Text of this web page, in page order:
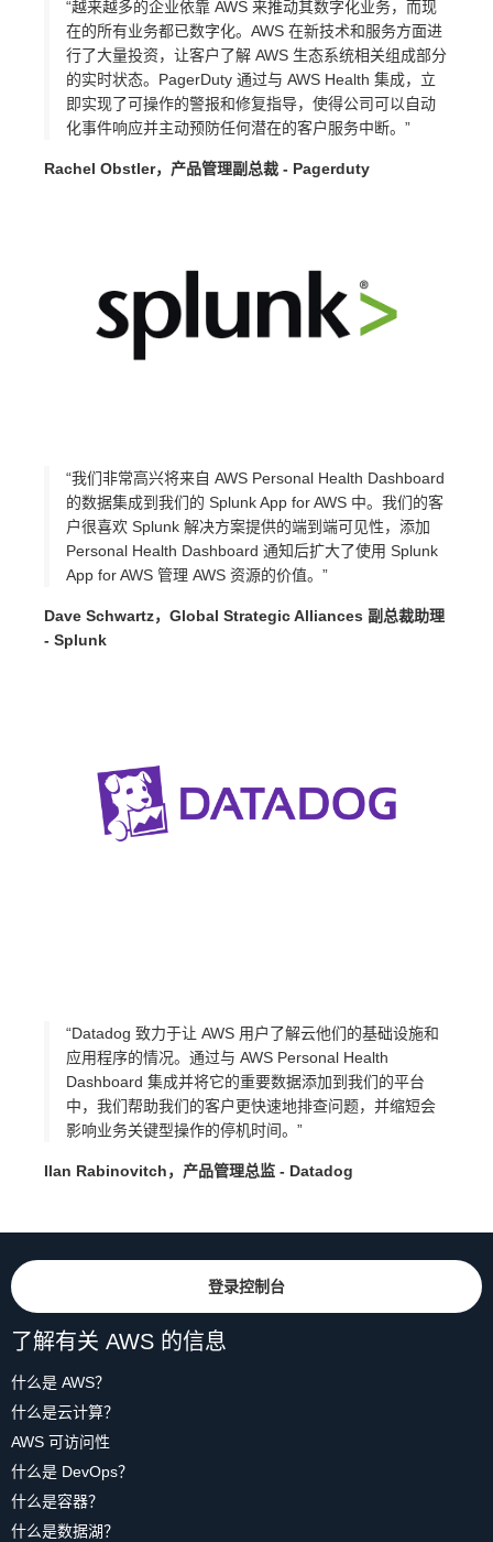
“越来越多的企业依靠 AWS 来推动其数字化业务，而现
在的所有业务都已数字化。AWS 在新技术和服务方面进
行了大量投资，让客户了解 AWS 生态系统相关组成部分
的实时状态。PagerDuty 通过与 AWS Health 集成，立
即实现了可操作的警报和修复指导，使得公司可以自动
化事件响应并主动预防任何潜在的客户服务中断。”
Rachel Obstler，产品管理副总裁 - Pagerduty
“我们非常高兴将来自 AWS Personal Health Dashboard
的数据集成到我们的 Splunk App for AWS 中。我们的客
户很喜欢 Splunk 解决方案提供的端到端可见性，添加
Personal Health Dashboard 通知后扩大了使用 Splunk
App for AWS 管理 AWS 资源的价值。”
Dave Schwartz，Global Strategic Alliances 副总裁助理
- Splunk
“Datadog 致力于让 AWS 用户了解云他们的基础设施和
应用程序的情况。通过与 AWS Personal Health
Dashboard 集成并将它的重要数据添加到我们的平台
中，我们帮助我们的客户更快速地排查问题，并缩短会
影响业务关键型操作的停机时间。”
Ilan Rabinovitch，产品管理总监 - Datadog
登录控制台
了解有关 AWS 的信息
什么是 AWS？
什么是云计算？
AWS 可访问性
什么是 DevOps？
什么是容器？
什么是数据湖？